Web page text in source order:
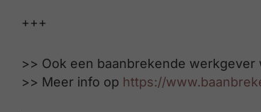
+++
>> Ook een baanbrekende werkgever
>> Meer info op https://